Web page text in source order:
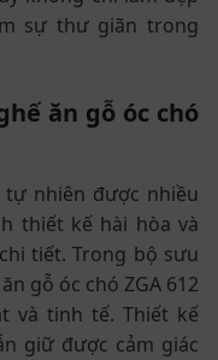
sự thư giãn trong
ăn gỗ óc chó
nhiên được nhiều
thiết kế hài hòa và
tiết. Trong bộ sưu
gỗ óc chó ZGA 612
và tinh tế. Thiết kế
giữ được cảm giác